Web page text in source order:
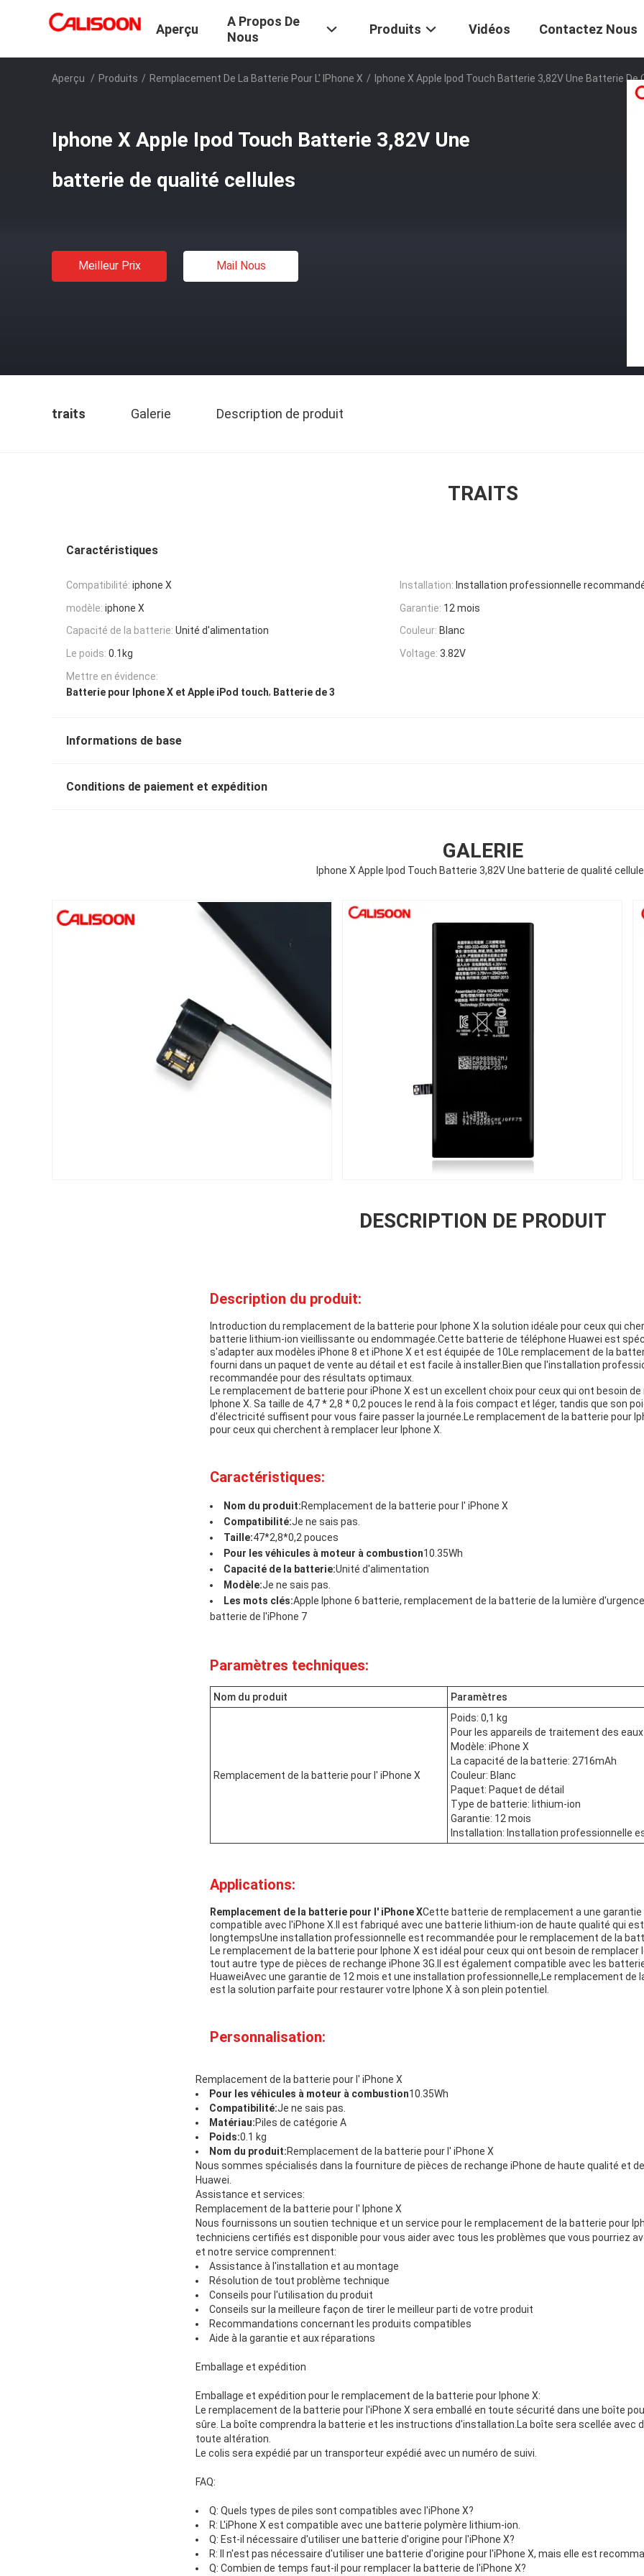
Aperçu
A Propos De
Nous
Produits Vidéos Contactez Nous
Aperçu / Produits / Remplacement De La Batterie Pour L' IPhone X / Iphone X Apple Ipod Touch Batterie 3,82V Une Batterie De
Iphone X Apple Ipod Touch Batterie 3,82V Une
batterie de qualité cellules
Meilleur Prix Mail Nous
traits Galerie Description de produit
TRAITS
Caractéristiques
Compatibilité: iphone X Installation: Installation professionnelle
modèle: iphone X Garantie: 12 mois
Capacité de la batterie: Unité d'alimentation Couleur: Blanc
Le poids: 0.1kg Voltage: 3.82V
Mettre en évidence:
Batterie pour Iphone X et Apple iPod touch, Batterie de 3
Informations de base
Conditions de paiement et expédition
GALERIE
Iphone X Apple Ipod Touch Batterie 3,82V Une batterie de qualité
DESCRIPTION DE PRODUIT
Description du produit:
Introduction du remplacement de la batterie pour Iphone X la solution idéale pour ceux qui
batterie lithium-ion vieillissante ou endommagée.Cette batterie de téléphone Huawei est
s'adapter aux modèles iPhone 8 et iPhone X et est équipée de 10Le remplacement de la
fourni dans un paquet de vente au détail et est facile à installer.Bien que l'installation
recommandée pour des résultats optimaux.
Le remplacement de batterie pour iPhone X est un excellent choix pour ceux qui ont besoin
Iphone X. Sa taille de 4,7 * 2,8 * 0,2 pouces le rend à la fois compact et léger, tandis que son
d'électricité suffisent pour vous faire passer la journée.Le remplacement de la batterie pour
pour ceux qui cherchent à remplacer leur Iphone X.
Caractéristiques:
Nom du produit:Remplacement de la batterie pour l' iPhone X
Compatibilité:Je ne sais pas.
Taille:47*2,8*0,2 pouces
Pour les véhicules à moteur à combustion10.35Wh
Capacité de la batterie:Unité d'alimentation
Modèle:Je ne sais pas.
Les mots clés:Apple Iphone 6 batterie, remplacement de la batterie de la lumière
batterie de l'iPhone 7
Paramètres techniques:
Nom du produit Paramètres
Remplacement de la batterie pour l' iPhone X
Poids: 0,1 kg
Pour les appareils de traitement des
Modèle: iPhone X
La capacité de la batterie: 2716mAh
Couleur: Blanc
Paquet: Paquet de détail
Type de batterie: lithium-ion
Garantie: 12 mois
Installation: Installation professionnelle
Applications:
Remplacement de la batterie pour l' iPhone XCette batterie de remplacement a une
compatible avec l'iPhone X.Il est fabriqué avec une batterie lithium-ion de haute qualité qui
longtempsUne installation professionnelle est recommandée pour le remplacement de la
Le remplacement de la batterie pour Iphone X est idéal pour ceux qui ont besoin de remplacer
tout autre type de pièces de rechange iPhone 3G.Il est également compatible avec les
HuaweiAvec une garantie de 12 mois et une installation professionnelle,Le remplacement de
est la solution parfaite pour restaurer votre Iphone X à son plein potentiel.
Personnalisation:
Remplacement de la batterie pour l' iPhone X
Pour les véhicules à moteur à combustion10.35Wh
Compatibilité:Je ne sais pas.
Matériau:Piles de catégorie A
Poids:0.1 kg
Nom du produit:Remplacement de la batterie pour l' iPhone X
Nous sommes spécialisés dans la fourniture de pièces de rechange iPhone de haute qualité et
Huawei.
Assistance et services:
Remplacement de la batterie pour l' Iphone X
Nous fournissons un soutien technique et un service pour le remplacement de la batterie pour
techniciens certifiés est disponible pour vous aider avec tous les problèmes que vous pourriez
et notre service comprennent:
Assistance à l'installation et au montage
Résolution de tout problème technique
Conseils pour l'utilisation du produit
Conseils sur la meilleure façon de tirer le meilleur parti de votre produit
Recommandations concernant les produits compatibles
Aide à la garantie et aux réparations
Emballage et expédition
Emballage et expédition pour le remplacement de la batterie pour Iphone X:
Le remplacement de la batterie pour l'iPhone X sera emballé en toute sécurité dans une boîte
sûre. La boîte comprendra la batterie et les instructions d'installation.La boîte sera scellée avec
toute altération.
Le colis sera expédié par un transporteur expédié avec un numéro de suivi.
FAQ:
Q: Quels types de piles sont compatibles avec l'iPhone X?
R: L'iPhone X est compatible avec une batterie polymère lithium-ion.
Q: Est-il nécessaire d'utiliser une batterie d'origine pour l'iPhone X?
R: Il n'est pas nécessaire d'utiliser une batterie d'origine pour l'iPhone X, mais elle est
Q: Combien de temps faut-il pour remplacer la batterie de l'iPhone X?